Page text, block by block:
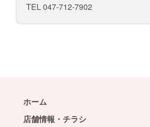
TEL 047-712-7902
ホーム
店舗情報・チラシ